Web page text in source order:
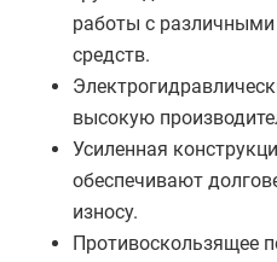
работы с
средств.
высокую
Усиленная
обеспечивают
износу.
Противоскользящее